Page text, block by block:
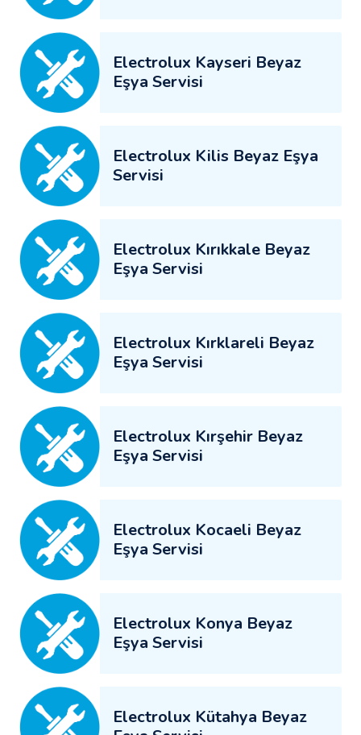
Electrolux Kayseri Beyaz
Eşya Servisi
Electrolux Kilis Beyaz Eşya
Servisi
Electrolux Kırıkkale Beyaz
Eşya Servisi
Electrolux Kırklareli Beyaz
Eşya Servisi
Electrolux Kırşehir Beyaz
Eşya Servisi
Electrolux Kocaeli Beyaz
Eşya Servisi
Electrolux Konya Beyaz
Eşya Servisi
Electrolux Kütahya Beyaz